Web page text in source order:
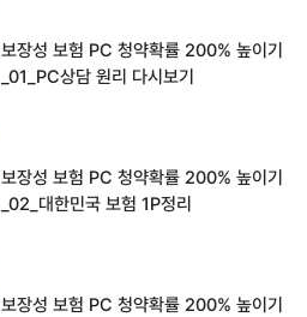
보장성 보험 PC 청약확률 200% 높이기
_01_PC상담 원리 다시보기
보장성 보험 PC 청약확률 200% 높이기
_02_대한민국 보험 1P정리
보장성 보험 PC 청약확률 200% 높이기